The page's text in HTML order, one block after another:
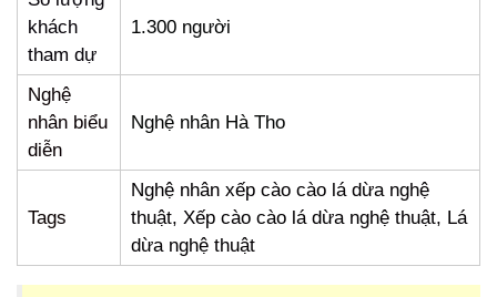
khách
tham dự
1.300 người
Nghệ
nhân biểu
diễn
Nghệ nhân Hà Tho
Tags
Nghệ nhân xếp cào cào lá dừa nghệ
thuật, Xếp cào cào lá dừa nghệ thuật, Lá
dừa nghệ thuật